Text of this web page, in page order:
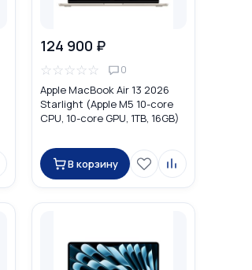
124 900 ₽
☆☆☆☆☆ 0
Apple MacBook Air 13 2026
Starlight (Apple M5 10-core
CPU, 10-core GPU, 1TB, 16GB)
В корзину